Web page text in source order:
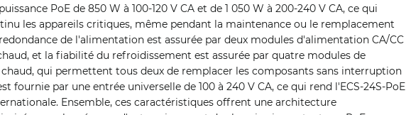
PoE de 850 W à 100-120 V CA et de 1 050 W à 200-240 V CA, ce qui
les appareils critiques, même pendant la maintenance ou le remplacement
de l'alimentation est assurée par deux modules d'alimentation CA/CC
et la fiabilité du refroidissement est assurée par quatre modules de
qui permettent tous deux de remplacer les composants sans interruption
fournie par une entrée universelle de 100 à 240 V CA, ce qui rend l'ECS-24S-PoE
Ensemble, ces caractéristiques offrent une architecture